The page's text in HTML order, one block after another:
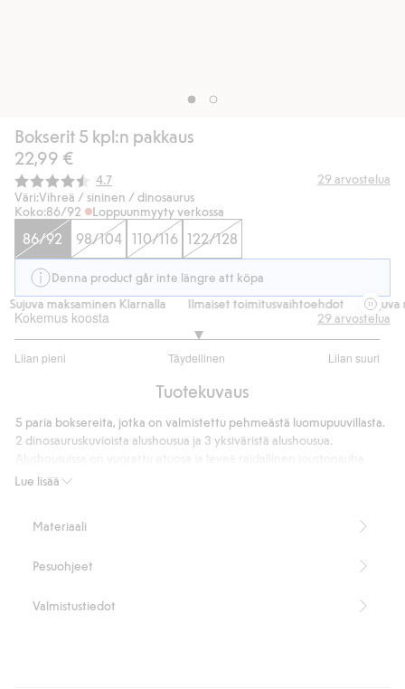
Bokserit 5 kpl:n pakkaus
22,99 €
Keskimääräinen luokitus:
4.7 29 arvostelua
Väri:Vihreä / sininen / dinosaurus
Koko:86/92 Loppuunmyyty verkossa
86/92 98/104 110/116 122/128
Denna product går inte längre att köpa
Sujuva maksaminen Klarnalla
Ilmaiset toimitusvaihtoehdot Sujuva
Kokemus koosta
Liian pieni Täydellinen Liian suuri
/
ääneen
29 arvostelua
Tuotekuvaus
Lue lisää
5 paria boksereita, jotka on valmistettu pehmeästä luomupuuvillasta.
2 dinosauruskuvioista alushousua ja 3 yksiväristä alushousua.
vyötäröllä.
Organic cotton
Materiaali
Pesuohjeet
Valmistustiedot